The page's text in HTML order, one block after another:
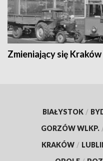
Zmieniający się Kraków
BIAŁYSTOK /
GORZÓW WLKP.
KRAKÓW /